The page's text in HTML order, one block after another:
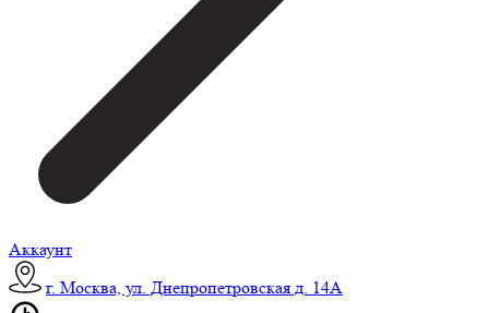
Аккаунт
г. Москва, ул. Днепропетровская д. 14А